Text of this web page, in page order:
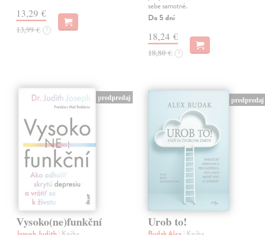
13,29 €
13,99 € ?
sebe samotné.
Do 5 dní
18,24 €
18,80 € ?
predpredaj
Vysoko(ne)funkční
predpredaj
Urob to!